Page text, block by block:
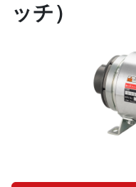
ッチ）